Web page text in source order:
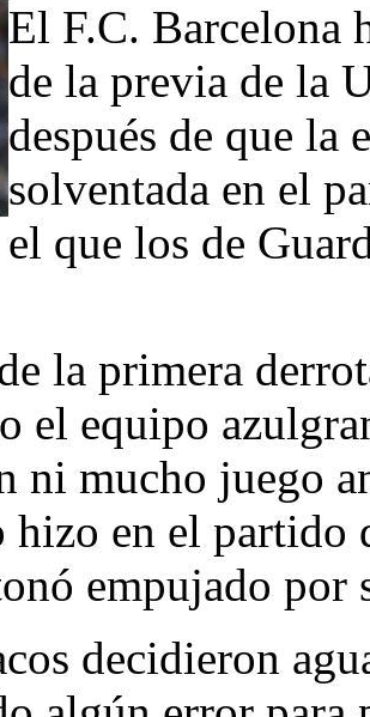
El F.C. Barcelona
de la previa de la
después de que la
solventada en el
el que los de
la primera
el equipo
ni mucho juego
hizo en el partido
empujado por
decidieron